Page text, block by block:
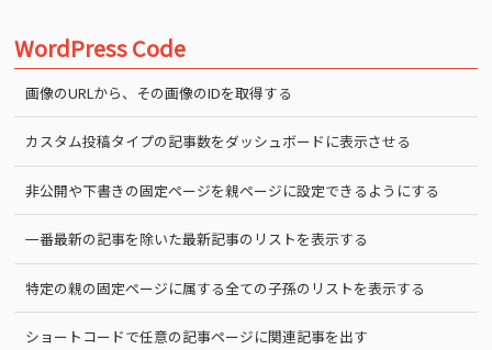
WordPress Code
画像のURLから、その画像のIDを取得する
カスタム投稿タイプの記事数をダッシュボードに表示させる
非公開や下書きの固定ページを親ページに設定できるようにする
一番最新の記事を除いた最新記事のリストを表示する
特定の親の固定ページに属する全ての子孫のリストを表示する
ショートコードで任意の記事ページに関連記事を出す